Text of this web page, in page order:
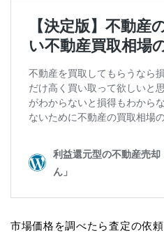
市場価格を調べたら査定の依頼